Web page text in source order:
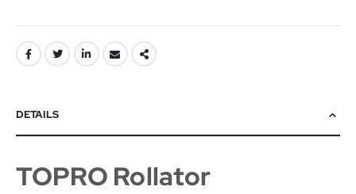
DETAILS
TOPRO Rollator